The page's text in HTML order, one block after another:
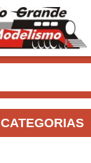
CATEGORIAS